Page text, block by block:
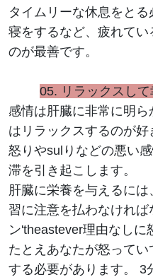
タイムリーな休息をと
寝をするなど、疲れて
のが最善です。
05. リラックスし
感情は肝臓に非常に明
はリラックスするのが好
怒りやsulりなどの悪い
滞を引き起こします。
肝臓に栄養を与えるに
習に注意を払わなければ
ン'theastever理由なしに
たとえあなたが怒って
する必要があります。 3